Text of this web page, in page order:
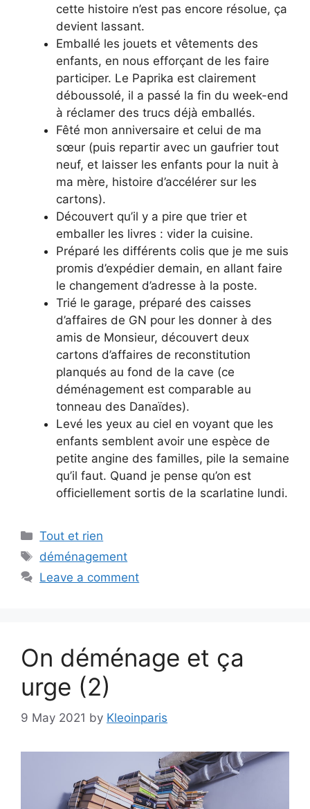
cette histoire n’est pas encore résolue, ça
devient lassant.
Emballé les jouets et vêtements des
enfants, en nous efforçant de les faire
participer. Le Paprika est clairement
déboussolé, il a passé la fin du week-end
à réclamer des trucs déjà emballés.
Fêté mon anniversaire et celui de ma
sœur (puis repartir avec un gaufrier tout
neuf, et laisser les enfants pour la nuit à
ma mère, histoire d’accélérer sur les
cartons).
Découvert qu’il y a pire que trier et
emballer les livres : vider la cuisine.
Préparé les différents colis que je me suis
promis d’expédier demain, en allant faire
le changement d’adresse à la poste.
Trié le garage, préparé des caisses
d’affaires de GN pour les donner à des
amis de Monsieur, découvert deux
cartons d’affaires de reconstitution
planqués au fond de la cave (ce
déménagement est comparable au
tonneau des Danaïdes).
Levé les yeux au ciel en voyant que les
enfants semblent avoir une espèce de
petite angine des familles, pile la semaine
qu’il faut. Quand je pense qu’on est
officiellement sortis de la scarlatine lundi.
Categories
Tout et rien
Tags
déménagement
Leave a comment
On déménage et ça
urge (2)
9 May 2021 by Kleoinparis